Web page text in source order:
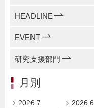
HEADLINE
EVENT
研究支援部門
月別
2026.7 2026.6